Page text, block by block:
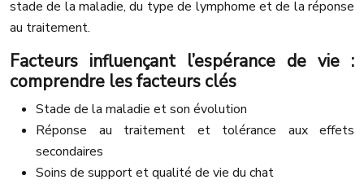
stade de la maladie, du type de lymphome et de la réponse
au traitement.
Facteurs influençant l’espérance de vie :
comprendre les facteurs clés
Stade de la maladie et son évolution
Réponse au traitement et tolérance aux effets
secondaires
Soins de support et qualité de vie du chat